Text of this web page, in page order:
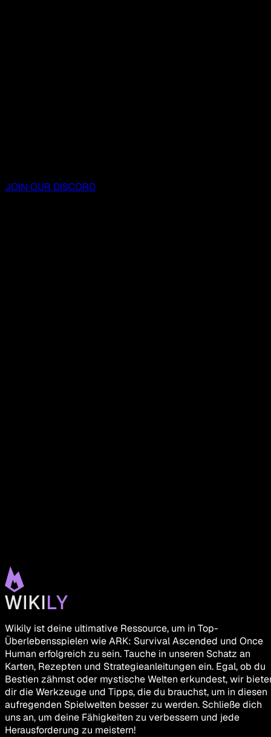
JOIN OUR DISCORD
Wikily ist deine ultimative Ressource, um in Top-
Überlebensspielen wie ARK: Survival Ascended und Once
Human erfolgreich zu sein. Tauche in unseren Schatz an
Karten, Rezepten und Strategieanleitungen ein. Egal, ob du
Bestien zähmst oder mystische Welten erkundest, wir
dir die Werkzeuge und Tipps, die du brauchst, um in diesen
aufregenden Spielwelten besser zu werden. Schließe dich
uns an, um deine Fähigkeiten zu verbessern und jede
Herausforderung zu meistern!